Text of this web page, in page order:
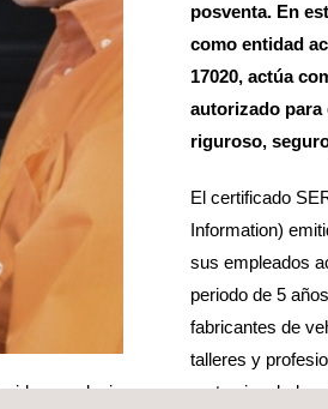
posventa. En
como entidad
17020, actúa
autorizado para
riguroso,
El certificado
Information)
sus empleados
periodo de 5
fabricantes de
talleres y
o cualquier componente vinculado